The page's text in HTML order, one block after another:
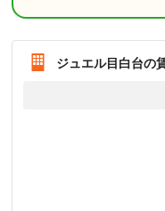
ジュエル目白台の